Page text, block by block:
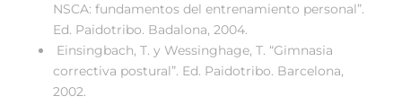
NSCA: fundamentos del entrenamiento personal”.
Ed. Paidotribo. Badalona, 2004.
Einsingbach, T. y Wessinghage, T. “Gimnasia
correctiva postural”. Ed. Paidotribo. Barcelona,
2002.